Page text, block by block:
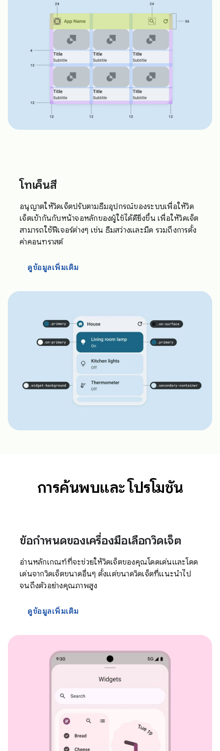
โทเค็นสี
อนุญาตให้วิดเจ็ตปรับตามธีมอุปกรณ์ของระบบเพื่อให้วิด
เจ็ตเข้ากันกับหน้าจอหลักของผู้ใช้ได้ดียิ่งขึ้น เพื่อให้วิดเจ็ต
สามารถใช้ฟีเจอร์ต่างๆ เช่น ธีมสว่างและมืด รวมถึงการตั้ง
ค่าคอนทราสต์
ดูข้อมูลเพิ่มเติม
การค้นพบและ โปรโมชัน
ข้อกำหนดของเครื่องมือเลือกวิดเจ็ต
อ่านหลักเกณฑ์ที่จะช่วยให้วิดเจ็ตของคุณโดดเด่นและโดด
เด่นจากวิดเจ็ตขนาดอื่นๆ ตั้งแต่ขนาดวิดเจ็ตที่แนะนำไป
จนถึงตัวอย่างคุณภาพสูง
ดูข้อมูลเพิ่มเติม